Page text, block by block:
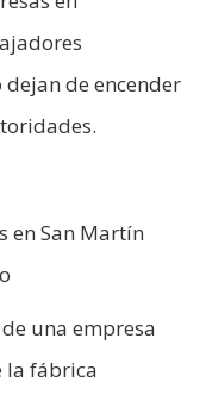
de encender
en San Martín
una empresa
la fábrica